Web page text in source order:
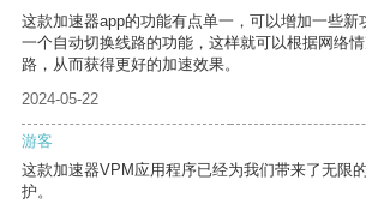
这款加速器app的功能有点单一，可以增加一些新
一个自动切换线路的功能，这样就可以根据网络
路，从而获得更好的加速效果。
2024-05-22
游客
这款加速器VPM应用程序已经为我们带来了无限
护。